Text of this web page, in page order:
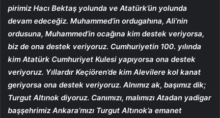
pirimiz Hacı Bektaş yolunda ve Atatürk’ün yolunda
devam edeceğiz. Muhammed’in ordugahına, Ali’nin
ordusuna, Muhammed’in ocağına kim destek veriyorsa,
biz de ona destek veriyoruz. Cumhuriyetin 100. yılında
kim Atatürk Cumhuriyet Kulesi yapıyorsa ona destek
veriyoruz. Yıllardır Keçiören’de kim Alevilere kol kanat
geriyorsa ona destek veriyoruz. Alnımız ak, başımız dik;
Turgut Altınok diyoruz. Canımızı, malımızı Atadan yadigar
başşehrimiz Ankara’mızı Turgut Altınok’a emanet